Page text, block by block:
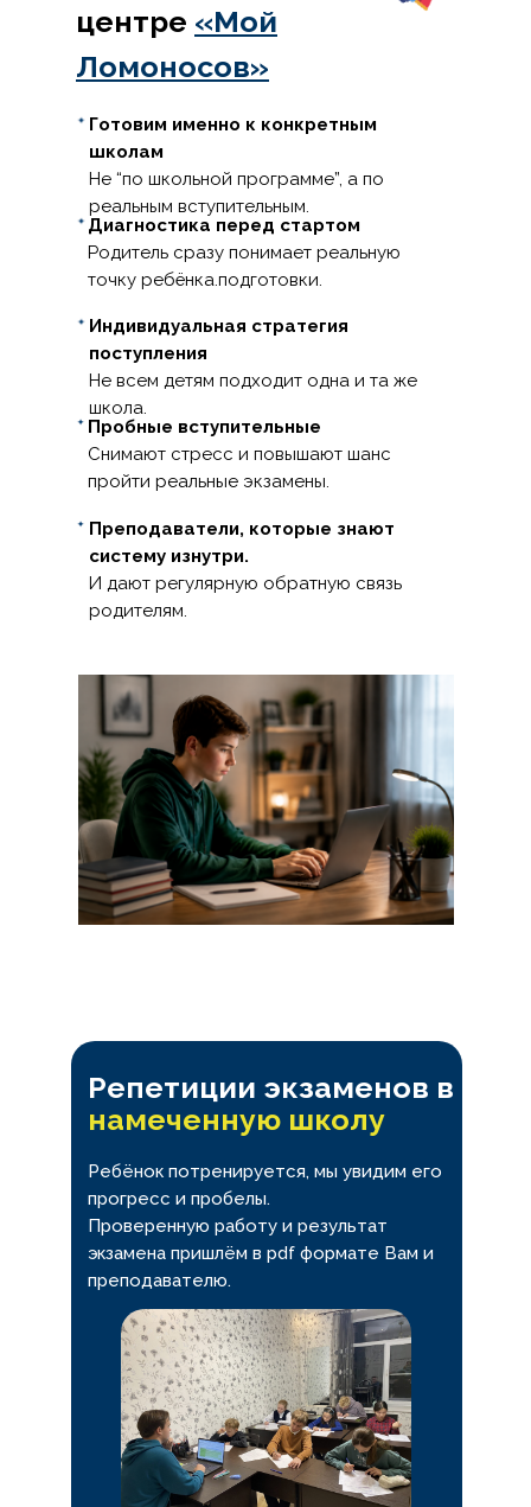
центре «Мой
Ломоносов»
Готовим именно к конкретным
школам
Не “по школьной программе”, а по
реальным вступительным.
Диагностика перед стартом
Родитель сразу понимает реальную
точку ребёнка.подготовки.
Индивидуальная стратегия
поступления
Не всем детям подходит одна и та же
школа.
Пробные вступительные
Снимают стресс и повышают шанс
пройти реальные экзамены.
Преподаватели, которые знают
систему изнутри.
И дают регулярную обратную связь
родителям.
Репетиции экзаменов в
намеченную школу
Ребёнок потренируется, мы увидим его
прогресс и пробелы.
Проверенную работу и результат
экзамена пришлём в pdf формате Вам и
преподавателю.